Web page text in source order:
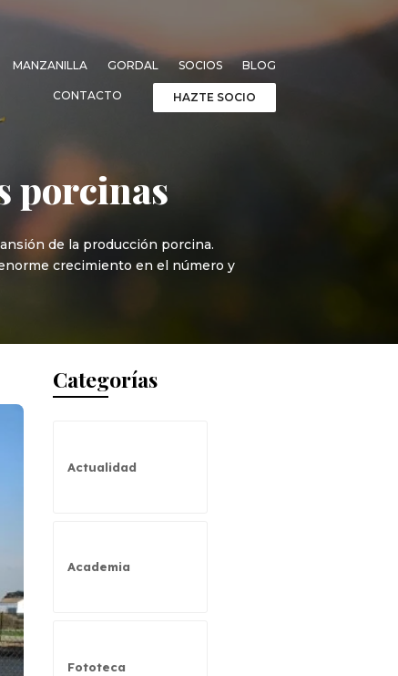
MANZANILLA GORDAL SOCIOS BLOG
CONTACTO HAZTE SOCIO
porcinas
de la producción porcina.
crecimiento en el número y
Categorías
Actualidad
Academia
Fototeca